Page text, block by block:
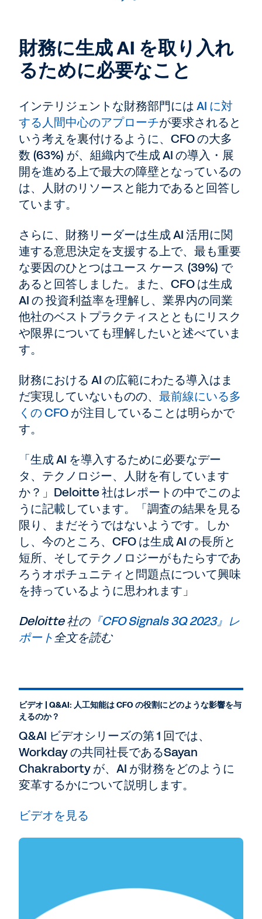
財務に生成 AI を取り入れ
るために必要なこと
インテリジェントな財務部門にはAI に対
する人間中心のアプローチが要求されると
いう考えを裏付けるように、CFO の大多
数 (63%) が、組織内で生成 AI の導入・展
開を進める上で最大の障壁となっているの
は、人財のリソースと能力であると回答し
ています。
さらに、財務リーダーは生成 AI 活用に関
連する意思決定を支援する上で、最も重要
な要因のひとつはユース ケース (39%) で
あると回答しました。また、CFO は生成
AI の 投資利益率を理解し、業界内の同業
他社のベストプラクティスとともにリスク
や限界についても理解したいと述べていま
す。
財務における AI の広範にわたる導入はま
だ実現していないものの、 最前線にいる多
くの CFOが注目していることは明らかで
す。
「生成 AI を導入するために必要なデー
タ、テクノロジー、人財を有しています
か？」Deloitte 社はレポートの中でこのよ
うに記載しています。「調査の結果を見る
限り、まだそうではないようです。しか
し、今のところ、CFO は生成 AI の長所と
短所、そしてテクノロジーがもたらすであ
ろうオポチュニティと問題点について興味
を持っているように思われます」
Deloitte 社の『CFO Signals 3Q 2023』レ
ポート全文を読む
ビデオ | Q&AI: 人工知能は CFO の役割にどのような影響を与
えるのか？
Q&AI ビデオシリーズの第 1 回では、
Workday の共同社長であるSayan
Chakraborty が、AI が財務をどのように
変革するかについて説明します。
ビデオを見る